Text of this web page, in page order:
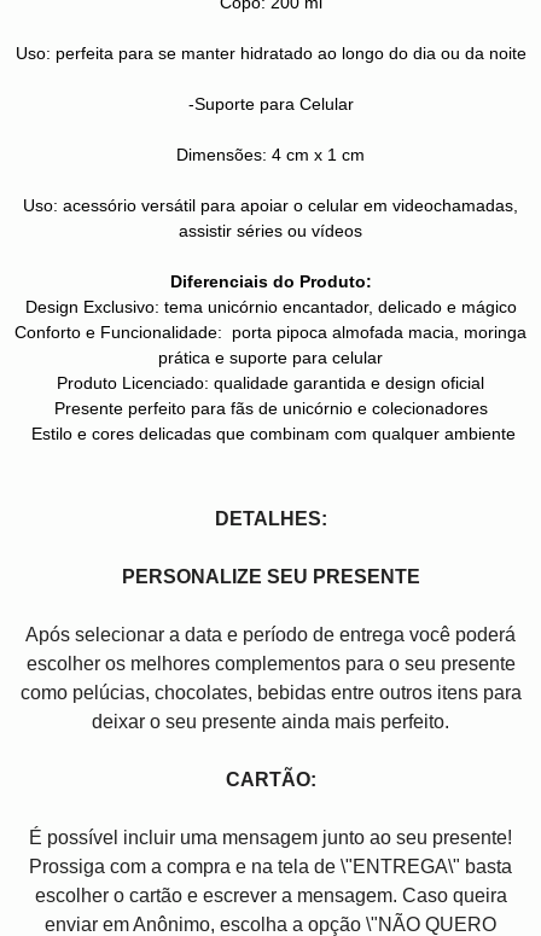
Uso: perfeita para se manter hidratado ao longo do dia ou da noite
-Suporte para Celular
Dimensões: 4 cm x 1 cm
Uso: acessório versátil para apoiar o celular em videochamadas,
assistir séries ou vídeos
Diferenciais do Produto:
Design Exclusivo: tema unicórnio encantador, delicado e mágico
Conforto e Funcionalidade: porta pipoca almofada macia, moringa
prática e suporte para celular
Produto Licenciado: qualidade garantida e design oficial
Presente perfeito para fãs de unicórnio e colecionadores
Estilo e cores delicadas que combinam com qualquer ambiente
DETALHES:
PERSONALIZE SEU PRESENTE
Após selecionar a data e período de entrega você poder
escolher os melhores complementos para o seu presente
como pelúcias, chocolates, bebidas entre outros itens para
deixar o seu presente ainda mais perfeito.
CARTÃO:
É possível incluir uma mensagem junto ao seu presente!
Prossiga com a compra e na tela de \"ENTREGA\" basta
escolher o cartão e escrever a mensagem. Caso queira
enviar em Anônimo, escolha a opção \"NÃO QUERO